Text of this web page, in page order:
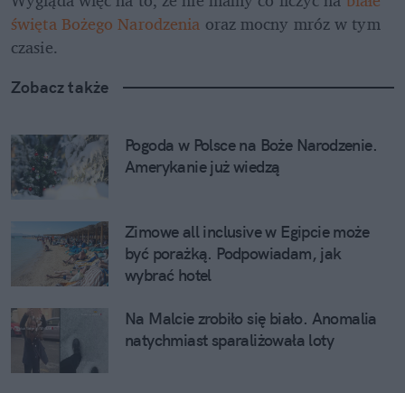
święta Bożego Narodzenia oraz mocny mróz w tym
czasie.
Zobacz także
Pogoda w Polsce na Boże Narodzenie.
Amerykanie już wiedzą
Zimowe all inclusive w Egipcie może
być porażką. Podpowiadam, jak
wybrać hotel
Na Malcie zrobiło się biało. Anomalia
natychmiast sparaliżowała loty